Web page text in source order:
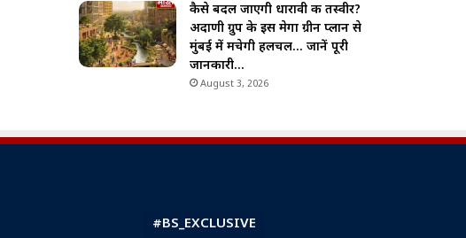
कैसे बदल जाएगी धारावी की तस्वीर?
अदाणी ग्रुप के इस मेगा ग्रीन प्लान से
मुंबई में मचेगी हलचल… जानें पूरी
जानकारी…
August 3, 2026
#BS_EXCLUSIVE